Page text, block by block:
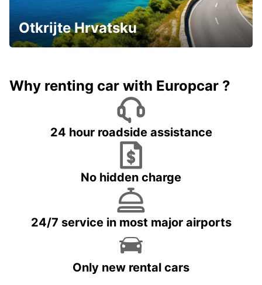
Otkrijte Hrvatsku
Why renting car with Europcar ?
24 hour roadside assistance
No hidden charge
24/7 service in most major airports
Only new rental cars